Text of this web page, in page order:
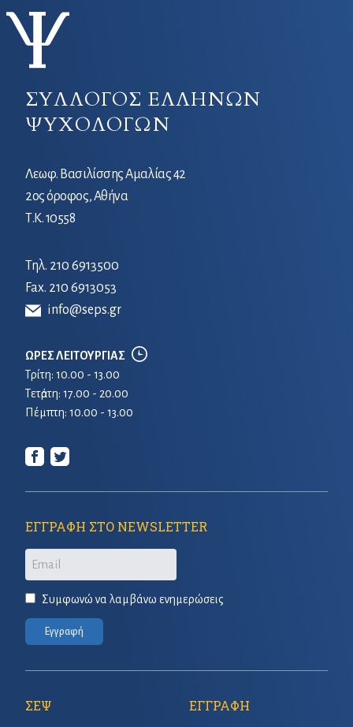
ΣΥΛΛΟΓΟΣ ΕΛΛΗΝΩΝ
ΨΥΧΟΛΟΓΩΝ
Λεωφ. Βασιλίσσης Αμαλίας 42
2ος όροφος, Αθήνα
Τ.Κ. 10558
Τηλ. 210 6913500
Fax. 210 6913053
info@seps.gr
ΩΡΕΣ ΛΕΙΤΟΥΡΓΙΑΣ
Τρίτη: 10.00 - 13.00
Τετἀρτη: 17.00 - 20.00
Πέμπτη: 10.00 - 13.00
ΕΓΓΡΑΦΗ ΣΤΟ NEWSLETTER
Email
Συμφωνώ να λαμβάνω ενημερώσεις
Εγγραφή
ΣΕΨ ΕΓΓΡΑΦΗ